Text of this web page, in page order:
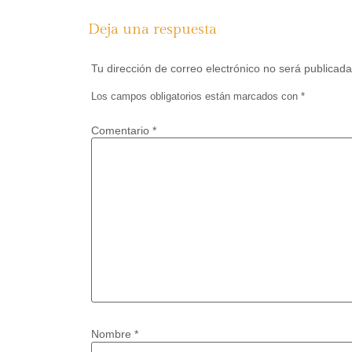
Deja una respuesta
Tu dirección de correo electrónico no será
Los campos obligatorios están marcados con *
Comentario *
Nombre *